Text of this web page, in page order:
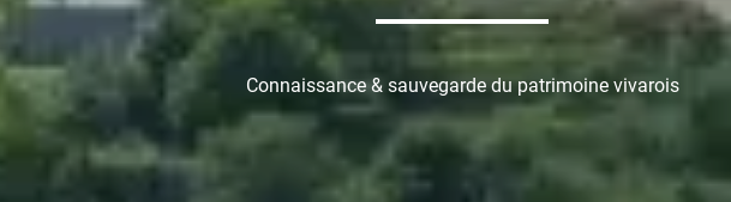
Connaissance & sauvegarde du patrimoine vivarois